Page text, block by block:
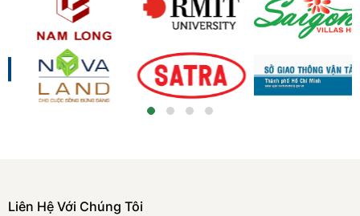
Liên Hệ Với Chúng Tôi